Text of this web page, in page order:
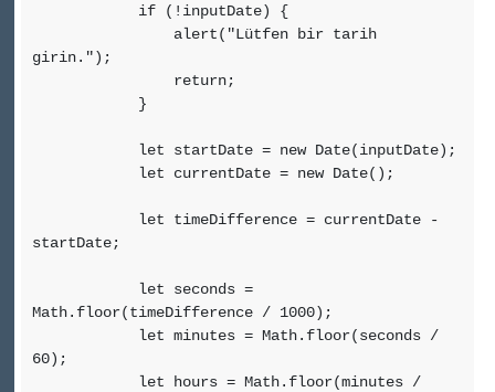
if (!inputDate) {
alert("Lütfen bir tarih
girin.");
return;
}
let startDate = new Date(inputDate);
let currentDate = new Date();
let timeDifference = currentDate -
startDate;
let seconds =
Math.floor(timeDifference / 1000);
let minutes = Math.floor(seconds /
60);
let hours = Math.floor(minutes /